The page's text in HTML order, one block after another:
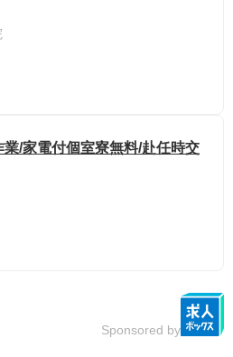
/家電付個室寮無料/赴任時交
Sponsored by